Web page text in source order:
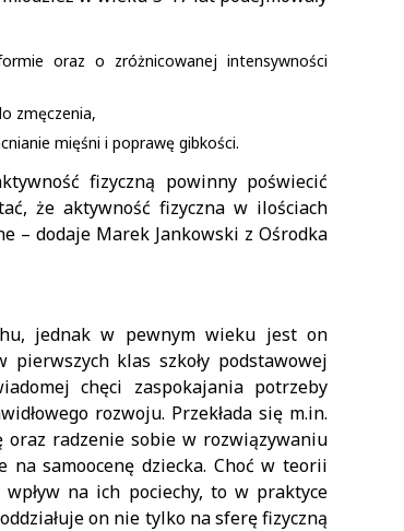
oraz o zróżnicowanej intensywności
zmęczenia,
mięśni i poprawę gibkości.
fizyczną powinny poświecić
że aktywność fizyczna w ilościach
– dodaje Marek Jankowski z Ośrodka
jednak w pewnym wieku jest on
klas szkoły podstawowej
chęci zaspokajania potrzeby
rozwoju. Przekłada się m.in.
oraz radzenie sobie w rozwiązywaniu
na samoocenę dziecka. Choć w teorii
na ich pociechy, to w praktyce
on nie tylko na sferę fizyczną